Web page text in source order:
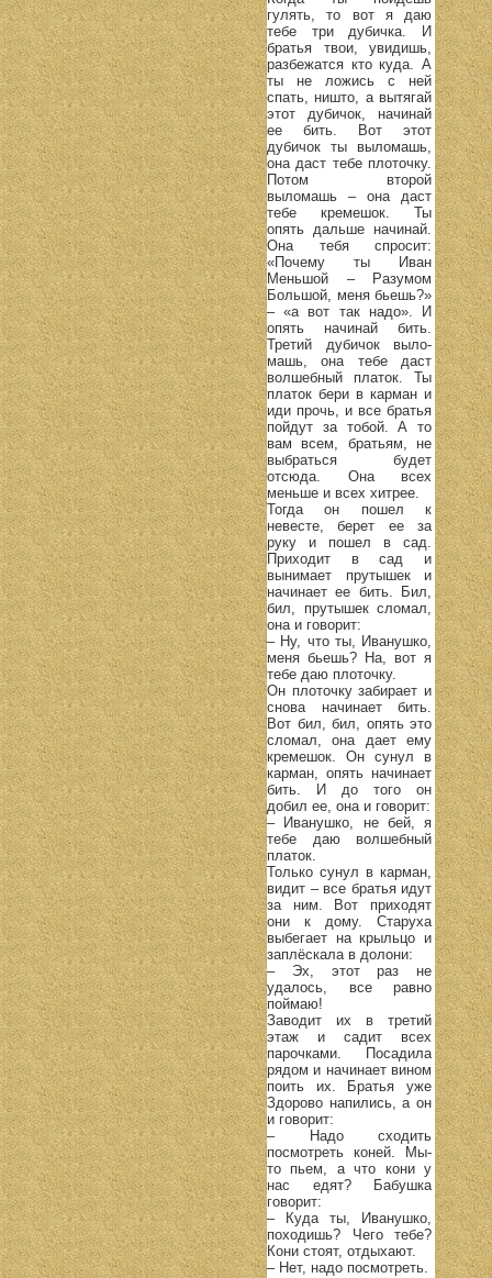
гулять, то вот я даю
тебе три дубичка. И
братья твои, увидишь,
разбежатся кто куда. А
ты не ложись с ней
спать, ништо, а вытягай
этот дубичок, начинай
ее бить. Вот этот
дубичок ты выломашь,
она даст тебе плоточку.
Потом второй
выломашь – она даст
тебе кремешок. Ты
опять дальше начинай.
Она тебя спросит:
«Почему ты Иван
Меньшой – Разумом
Большой, меня бьешь?»
– «а вот так надо». И
опять начинай бить.
Третий дубичок выло-
машь, она тебе даст
волшебный платок. Ты
платок бери в карман и
иди прочь, и все братья
пойдут за тобой. А то
вам всем, братьям, не
выбраться будет
отсюда. Она всех
меньше и всех хитрее.
Тогда он пошел к
невесте, берет ее за
руку и пошел в сад.
Приходит в сад и
вынимает прутышек и
начинает ее бить. Бил,
бил, прутышек сломал,
она и говорит:
– Ну, что ты, Иванушко,
меня бьешь? На, вот я
тебе даю плоточку.
Он плоточку забирает и
снова начинает бить.
Вот бил, бил, опять это
сломал, она дает ему
кремешок. Он сунул в
карман, опять начинает
бить. И до того он
добил ее, она и говорит:
– Иванушко, не бей, я
тебе даю волшебный
платок.
Только сунул в карман,
видит – все братья идут
за ним. Вот приходят
они к дому. Старуха
выбегает на крыльцо и
заплёскала в долони:
– Эх, этот раз не
удалось, все равно
поймаю!
Заводит их в третий
этаж и садит всех
парочками. Посадила
рядом и начинает вином
поить их. Братья уже
Здорово напились, а он
и говорит:
– Надо сходить
посмотреть коней. Мы-
то пьем, а что кони у
нас едят? Бабушка
говорит:
– Куда ты, Иванушко,
походишь? Чего тебе?
Кони стоят, отдыхают.
– Нет, надо посмотреть.